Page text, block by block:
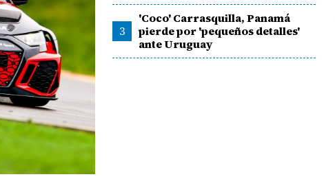
3
'Coco' Carrasquilla, Panamá
pierde por 'pequeños detalles'
ante Uruguay